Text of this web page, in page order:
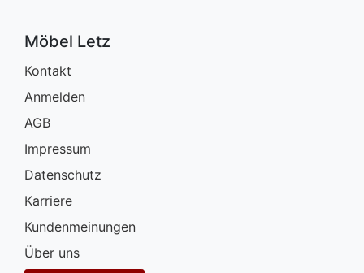
Möbel Letz
Kontakt
Anmelden
AGB
Impressum
Datenschutz
Karriere
Kundenmeinungen
Über uns